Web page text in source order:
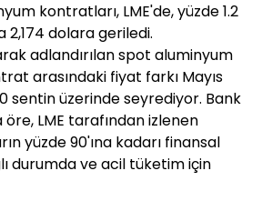
kontratları, LME'de, yüzde 1.2
2,174 dolara geriledi.
adlandırılan spot aluminyum
arasındaki fiyat farkı Mayıs
sentin üzerinde seyrediyor. Bank
LME tarafından izlenen
yüzde 90'ına kadarı finansal
durumda ve acil tüketim için